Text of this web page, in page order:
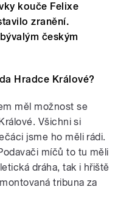
kouče Felixe
zranění.
českým
Hradce Králové?
měl možnost se
Všichni si
jsme ho měli rádi.
míčů to tu měli
dráha, tak i hřiště
tribuna za